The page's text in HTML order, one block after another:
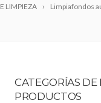
LIMPIEZA Limpiafondos
CATEGORÍAS DE
PRODUCTOS